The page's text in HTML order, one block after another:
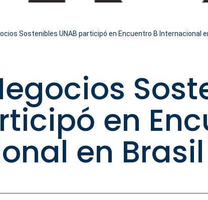
Sostenibles UNAB participó en Encuentro B Internacional
en
en Brasil